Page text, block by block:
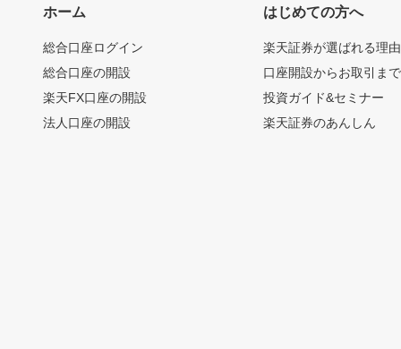
ホーム
総合口座ログイン
総合口座の開設
楽天FX口座の開設
法人口座の開設
はじめての方へ
楽天証券が選ばれる理由
口座開設からお取引ま
投資ガイド&セミナー
楽天証券のあんしん